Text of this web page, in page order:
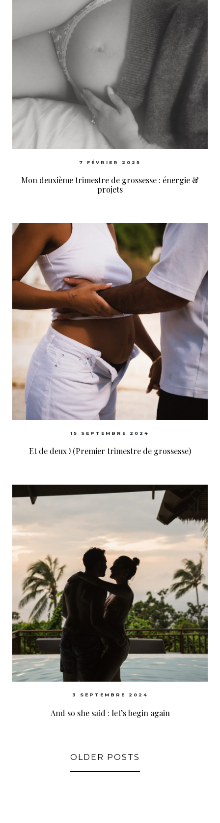
7 FÉVRIER 2025
Mon deuxième trimestre de grossesse : énergie &
projets
15 SEPTEMBRE 2024
Et de deux ! (Premier trimestre de grossesse)
3 SEPTEMBRE 2024
And so she said : let’s begin again
OLDER POSTS